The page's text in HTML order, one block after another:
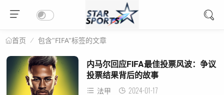
首页 包含"FIFA"标签的文章
内马尔回应FIFA最佳投票风波：争议
投票结果背后的故事
法甲 2024-01-17